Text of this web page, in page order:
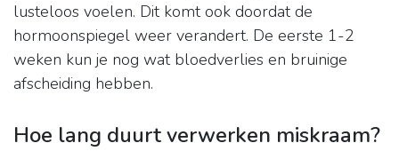
lusteloos voelen. Dit komt ook doordat de
hormoonspiegel weer verandert. De eerste 1-2
weken kun je nog wat bloedverlies en bruinige
afscheiding hebben.
Hoe lang duurt verwerken miskraam?